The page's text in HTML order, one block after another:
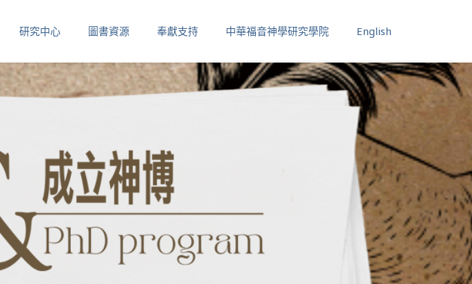
研究中心 圖書資源 奉獻支持 中華福音神學研究學院 English